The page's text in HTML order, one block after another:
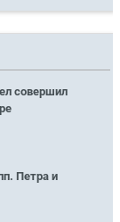
совершил
Петра и